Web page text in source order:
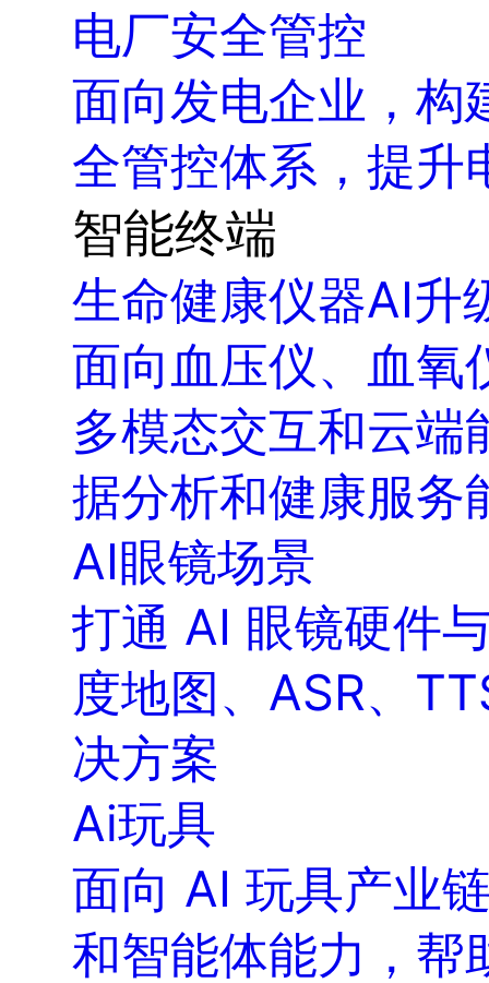
电厂安全管控
面向发电企业，构
全管控体系，提升
智能终端
生命健康仪器AI升
面向血压仪、血氧
多模态交互和云端
据分析和健康服务
AI眼镜场景
打通 AI 眼镜硬件
度地图、ASR、
决方案
Ai玩具
面向 AI 玩具产业
和智能体能力，帮